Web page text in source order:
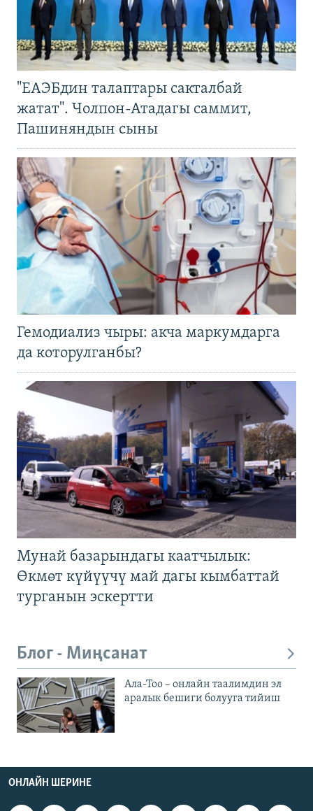
"ЕАЭБдин талаптары сакталбай
жатат". Чолпон-Атадагы саммит,
Пашиняндын сыны
Гемодиализ чыры: акча маркумдарга
да которулганбы?
Мунай базарындагы каатчылык:
Өкмөт күйүүчү май дагы кымбаттай
турганын эскертти
Блог - Миңсанат
Ала-Тоо – онлайн таалимдин эл
аралык бешиги болууга тийиш
ОНЛАЙН ШЕРИНЕ